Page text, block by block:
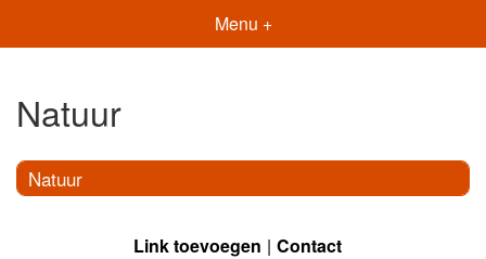
Menu +
Natuur
Natuur
Link toevoegen Contact